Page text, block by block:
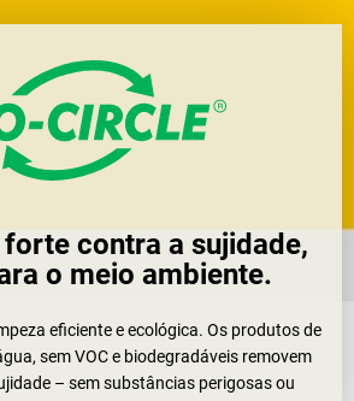
contra a sujidade,
o meio ambiente.
eficiente e ecológica. Os produtos de
sem VOC e biodegradáveis removem
– sem substâncias perigosas ou